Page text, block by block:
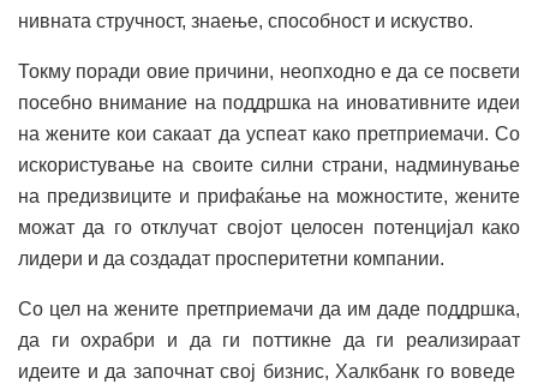
нивната стручност, знаење, способност и искуство.
Токму поради овие причини, неопходно е да се посвети
посебно внимание на поддршка на иновативните идеи
на жените кои сакаат да успеат како претприемачи. Со
искористување на своите силни страни, надминување
на предизвиците и прифаќање на можностите, жените
можат да го отклучат својот целосен потенцијал како
лидери и да создадат просперитетни компании.
Со цел на жените претприемачи да им даде поддршка,
да ги охрабри и да ги поттикне да ги реализираат
идеите и да започнат свој бизнис, Халкбанк го воведе